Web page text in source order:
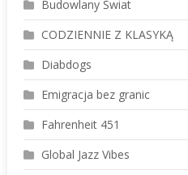
Budowlany Świat
CODZIENNIE Z KLASYKĄ
Diabdogs
Emigracja bez granic
Fahrenheit 451
Global Jazz Vibes